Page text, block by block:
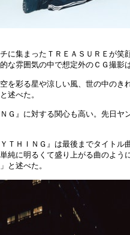
に集まったＴＲＥＡＳＵＲＥが
な雰囲気の中で想定外のＣＧ撮影
を彩る星や涼しい風、世の中の
述べた。
Ｇ』に対する関心も高い。先日
ＴＨＩＮＧ』は最後までタイト
純に明るくて盛り上がる曲のよ
と述べた。